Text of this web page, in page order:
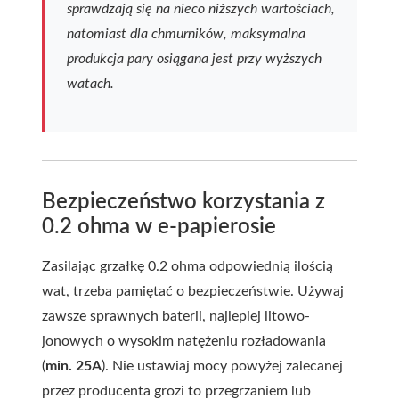
sprawdzają się na nieco niższych wartościach,
natomiast dla chmurników, maksymalna
produkcja pary osiągana jest przy wyższych
watach.
Bezpieczeństwo korzystania z
0.2 ohma w e-papierosie
Zasilając grzałkę 0.2 ohma odpowiednią ilością
wat, trzeba pamiętać o bezpieczeństwie. Używaj
zawsze sprawnych baterii, najlepiej litowo-
jonowych o wysokim natężeniu rozładowania
(min. 25A). Nie ustawiaj mocy powyżej zalecanej
przez producenta grozi to przegrzaniem lub